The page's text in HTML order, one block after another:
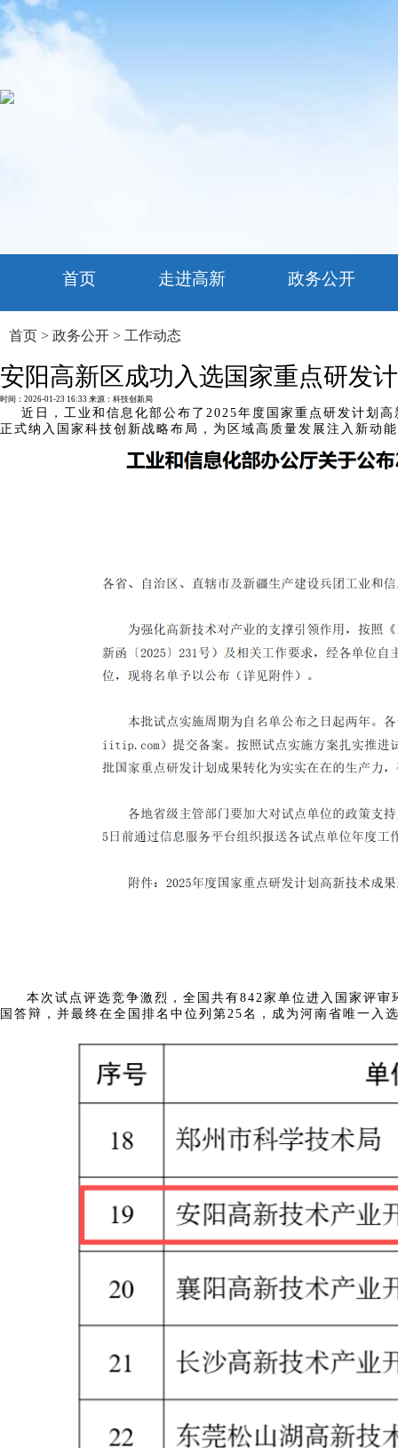
首页 走进高新 政务公开
首页 > 政务公开 > 工作动态
安阳高新区成功入选国家重点研发
时间： 2026-01-23 16:33 来源： 科技创新局
近日，工业和信息化部公布了2025年度国家重点研发计划
正式纳入国家科技创新战略布局，为区域高质量发展注入新动
本次试点评选竞争激烈，全国共有842家单位进入国家评审
国答辩，并最终在全国排名中位列第25名，成为河南省唯一入